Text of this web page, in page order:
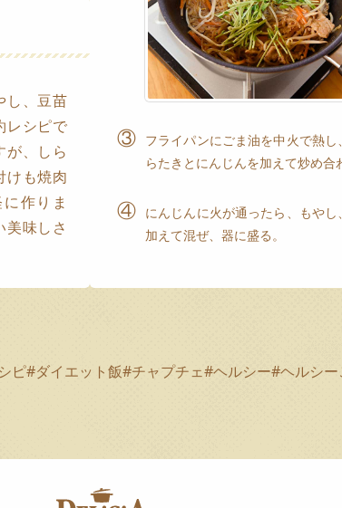
し、豆苗
レシピで
が、しら
けも焼肉
作りま
味しさ
③ フライパンにごま油を中火で熱
らたきとにんじんを加えて炒め合
④ にんじんに火が通ったら、もや
加えて混ぜ、器に盛る。
ピ#ダイエット飯#チャプチェ#ヘルシー#ヘルシー